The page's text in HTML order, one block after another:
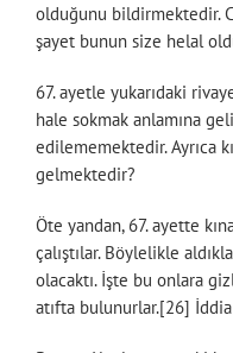
olduğunu bildirmektedir.
şayet bunun size helal
67. ayetle yukarıdaki
hale sokmak anlamına
edilememektedir. Ayrıca
gelmektedir?
Öte yandan, 67. ayette
çalıştılar. Böylelikle
olacaktı. İşte bu onlara
atıfta bulunurlar.[26]